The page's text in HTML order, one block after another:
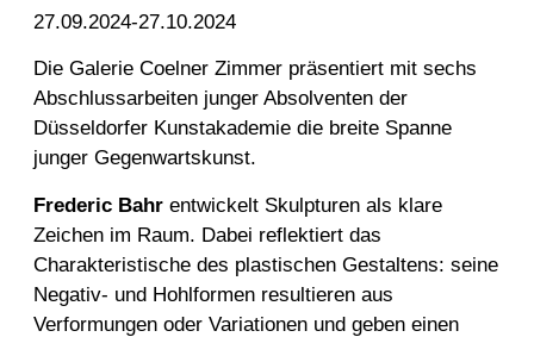
27.09.2024-27.10.2024
Die Galerie CoelnerZimmer präsentiert mit sechs
Abschlussarbeiten junger Absolventender
Düsseldorfer Kunstakademiedie breite Spanne
junger Gegenwartskunst.
Frederic Bahrentwickelt Skulpturen als klare
Zeichen im Raum. Dabei reflektiert das
Charakteristische des plastischen Gestaltens: seine
Negativ- und Hohlformen resultieren aus
Verformungen oder Variationen und geben einen